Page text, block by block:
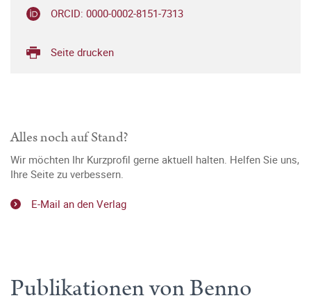
ORCID: 0000-0002-8151-7313
Seite drucken
Alles noch auf Stand?
Wir möchten Ihr Kurzprofil gerne aktuell halten. Helfen Sie uns,
Ihre Seite zu verbessern.
E-Mail an den Verlag
Publikationen von Benno